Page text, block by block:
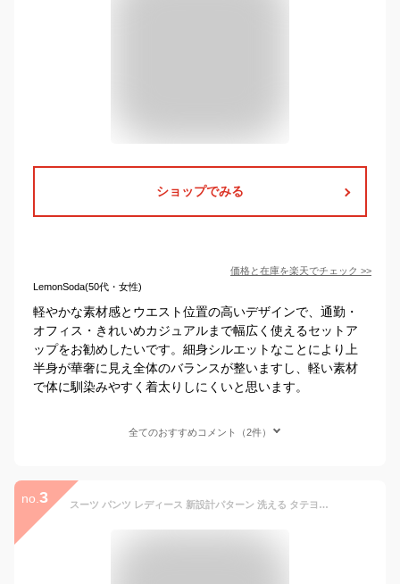
ショップでみる
価格と在庫を楽天でチェック >>
LemonSoda(50代・女性)
軽やかな素材感とウエスト位置の高いデザインで、通勤・
オフィス・きれいめカジュアルまで幅広く使えるセットア
ップをお勧めしたいです。細身シルエットなことにより上
半身が華奢に見え全体のバランスが整いますし、軽い素材
で体に馴染みやすく着太りしにくいと思います。
全てのおすすめコメント（2件）
no. 3 スーツ パンツ レディース 新設計パターン 洗える タテヨコ ストレッチ テーラード ジャケット ストレート チャコールグレー/ネイビー/黒 S M L LL 3L 4L 5L 6L ビジネス セットアップ ニッセン nissen